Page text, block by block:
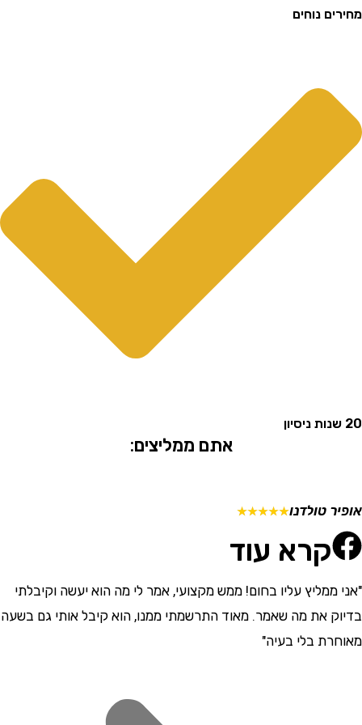
נוחים
אתם ממליצים:
טולדנו☆
☆
☆
☆
☆
קרא עוד
עליו בחום! ממש מקצועי, אמר לי מה הוא יעשה וקיבלתי
את מה שאמר. מאוד התרשמתי ממנו, הוא קיבל אותי גם בשעה
בלי בעיה"